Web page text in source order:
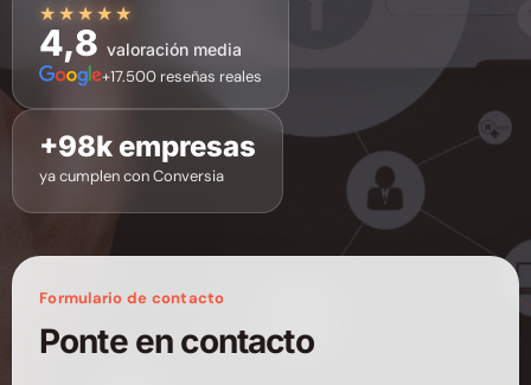
★★★★★
4,8 valoración media
+17.500 reseñas reales
+98k empresas
ya cumplen con Conversia
Formulario de contacto
Ponte en contacto